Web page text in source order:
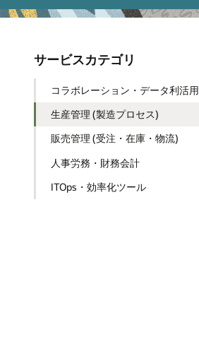
サービスカテゴリ
コラボレーション・データ利活用
生産管理 (製造プロセス)
販売管理 (受注・在庫・物流)
人事労務・財務会計
ITOps・効率化ツール